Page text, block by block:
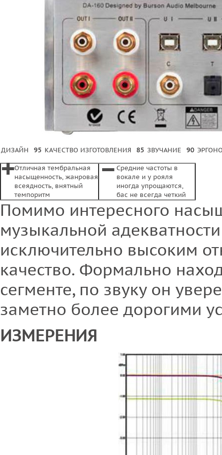
ДИЗАЙН 95 КАЧЕСТВО ИЗГОТОВЛЕНИЯ 85 ЗВУЧАНИЕ 90
+Отличная тембральная
насыщенность, жанровая
всеядность, внятный
темпоритм
–Средние частоты в
вокале и у рояля
иногда упрощаются,
бас не всегда четкий
Помимо интересного
музыкальной
исключительно высоким
качество. Формально
сегменте, по звуку он
заметно более дорогими
ИЗМЕРЕНИЯ